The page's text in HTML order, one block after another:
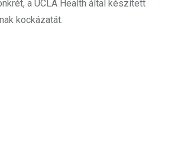
a UCLA Health által készített
kockázatát.